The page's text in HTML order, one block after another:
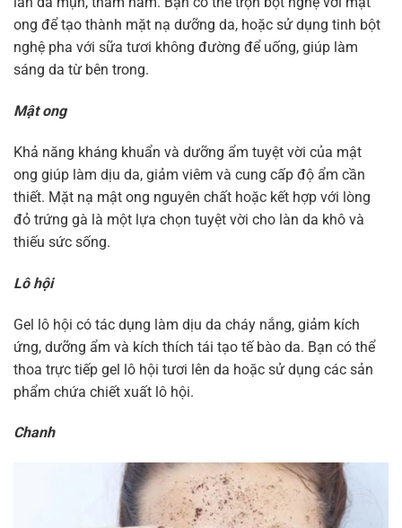
ong để tạo thành mặt nạ dưỡng da, hoặc sử dụng tinh bột
nghệ pha với sữa tươi không đường để uống, giúp làm
sáng da từ bên trong.
Mật ong
Khả năng kháng khuẩn và dưỡng ẩm tuyệt vời của mật
ong giúp làm dịu da, giảm viêm và cung cấp độ ẩm cần
thiết. Mặt nạ mật ong nguyên chất hoặc kết hợp với lòng
đỏ trứng gà là một lựa chọn tuyệt vời cho làn da khô và
thiếu sức sống.
Lô hội
Gel lô hội có tác dụng làm dịu da cháy nắng, giảm kích
ứng, dưỡng ẩm và kích thích tái tạo tế bào da. Bạn có thể
thoa trực tiếp gel lô hội tươi lên da hoặc sử dụng các sản
phẩm chứa chiết xuất lô hội.
Chanh